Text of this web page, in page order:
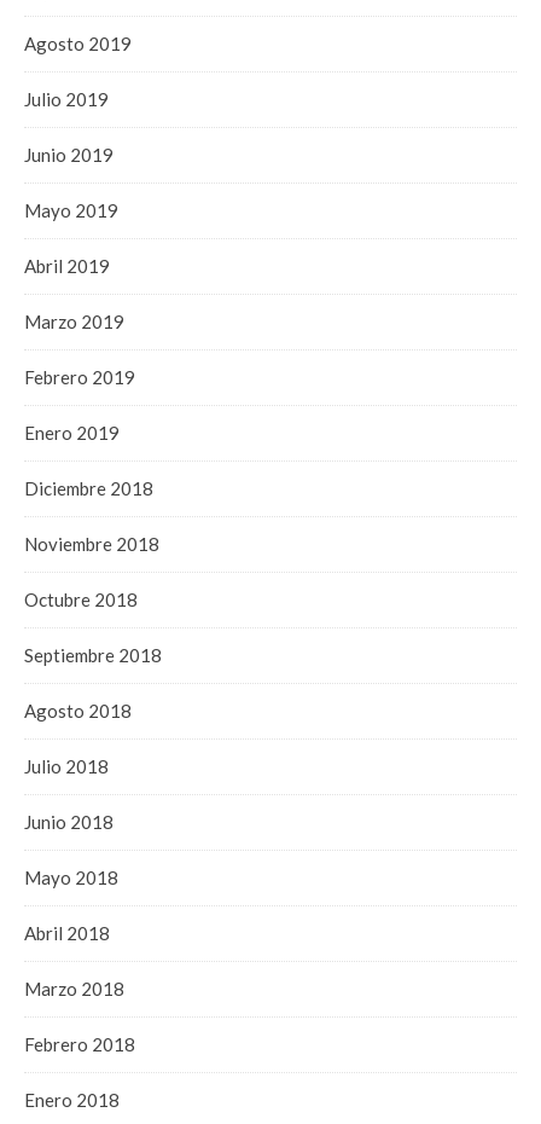
Agosto 2019
Julio 2019
Junio 2019
Mayo 2019
Abril 2019
Marzo 2019
Febrero 2019
Enero 2019
Diciembre 2018
Noviembre 2018
Octubre 2018
Septiembre 2018
Agosto 2018
Julio 2018
Junio 2018
Mayo 2018
Abril 2018
Marzo 2018
Febrero 2018
Enero 2018